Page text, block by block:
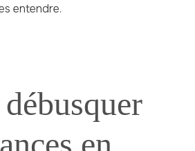
entendre.
en